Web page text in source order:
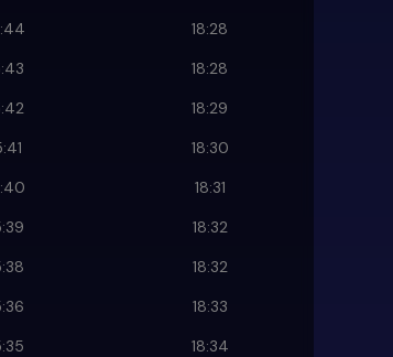
18:28
18:28
18:29
18:30
18:31
18:32
18:32
18:33
18:34